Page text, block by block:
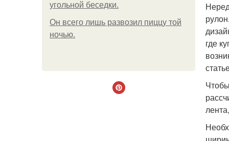
угольной беседки.
Он всего лишь развозил пиццу той
ночью.
где